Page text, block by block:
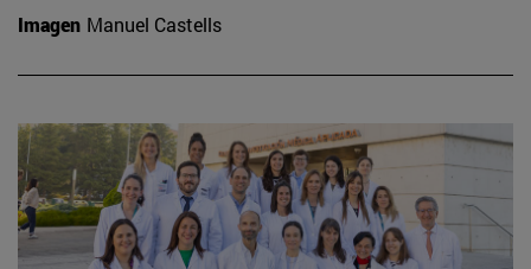
Imagen Manuel Castells